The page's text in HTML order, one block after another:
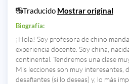
Traducido Mostrar original
Biografía:
¡Hola! Soy profesora de chino
experiencia docente. Soy china,
continental. Tendremos una clase
Mis lecciones son muy interesantes,
desafiantes (si lo deseas) y, lo más